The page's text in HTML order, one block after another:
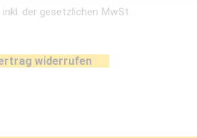
inkl. der gesetzlichen MwSt.
widerrufen